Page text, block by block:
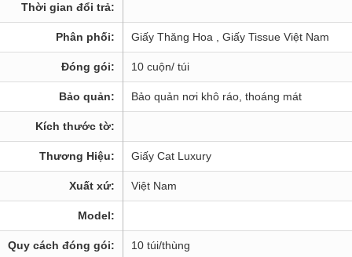
Thời gian đổi trả:
Phân phối: Giấy Thăng Hoa , Giấy Tissue Việt Nam
Đóng gói: 10 cuộn/ túi
Bảo quản: Bảo quản nơi khô ráo, thoáng mát
Kích thước tờ:
Thương Hiệu: Giấy Cat Luxury
Xuất xứ: Việt Nam
Model:
Quy cách đóng gói: 10 túi/thùng